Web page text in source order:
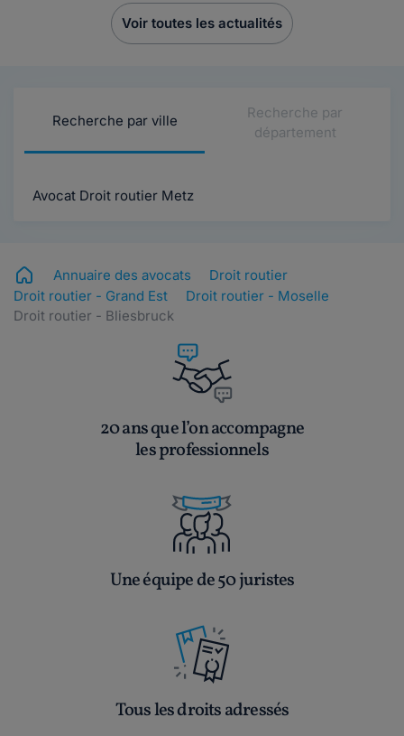
Voir toutes les actualités
Recherche par ville
Recherche par
département
Avocat Droit routier Metz
Annuaire des avocats
Droit routier
Droit routier - Grand Est
Droit routier - Moselle
Droit routier - Bliesbruck
20 ans que l’on accompagne
les professionnels
Une équipe de 50 juristes
Tous les droits adressés